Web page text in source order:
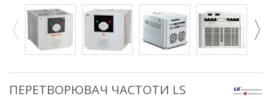
ПЕРЕТВОРЮВАЧ ЧАСТОТИ LS